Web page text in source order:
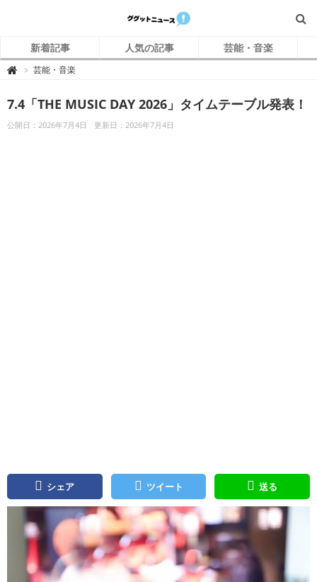
新着記事 人気の記事 芸能・音楽
 グ
ニ
ュ
ー
ス
芸能・音楽
7.4「THE MUSIC DAY 2026」タイムテーブル発表！
公開日：2026年7月4日 更新日：2026年7月4日
シェア ツイート 送る